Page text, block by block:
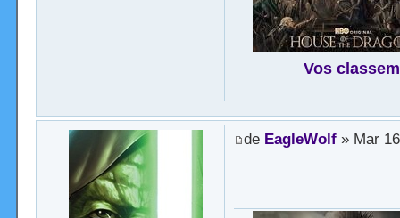
Vos
de EagleWolf» Mar